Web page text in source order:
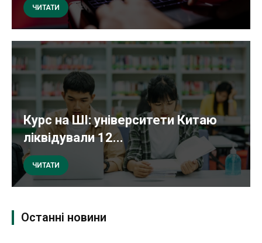
ЧИТАТИ
Курс на ШІ: університети Китаю
ліквідували 12...
ЧИТАТИ
Останні новини